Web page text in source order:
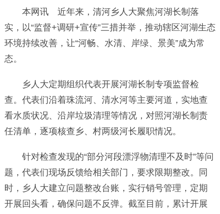
本网讯 近年来，清河乡人大聚焦河湖长制落
实，以“监督+调研+宣传”三措并举，推动辖区河湖生态
环境持续改善，让“河畅、水清、岸绿、景美”成为常
态。
乡人大定期组织代表开展河湖长制专项监督检
查。代表们沿着珠流河、清水河等主要河道，实地查
看水质状况、沿岸垃圾清理等情况，对照河湖长制责
任清单，逐项核查乡、村两级河长履职情况。
针对检查发现的“部分河段漂浮物清理不及时”等问
题，代表们现场反馈给相关部门，要求限期整改。同
时，乡人大建立问题整改台账，实行销号管理，定期
开展回头看，确保问题不反弹。截至目前，累计开展